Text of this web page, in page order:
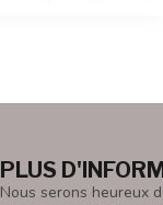
PLUS
Nous serons heureux